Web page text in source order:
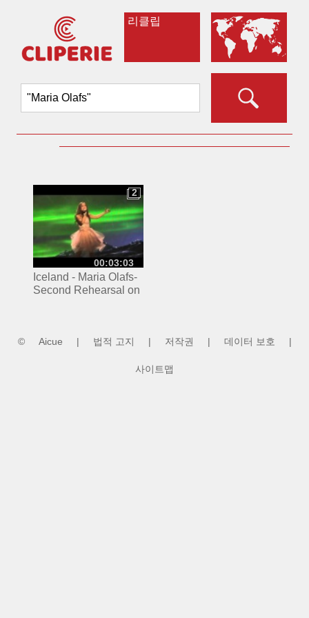
리클립
00:03:03
2
2
Iceland - Maria Olafs-
Second Rehearsal on
© Aicue | 법적 고지 | 저작권 | 데이터 보호 |
사이트맵